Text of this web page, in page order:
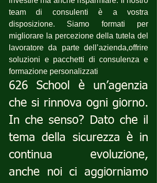
team di consulenti è a vostra
disposizione. Siamo formati per
migliorare la percezione della tutela del
lavoratore da parte dell’azienda,offrire
soluzioni e pacchetti di consulenza e
formazione personalizzati
626 School è un’agenzia
che si rinnova ogni giorno.
In che senso? Dato che il
tema della sicurezza è in
continua evoluzione,
anche noi ci aggiorniamo